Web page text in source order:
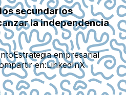
secundarios
la independencia
Estrategia empresarial
en:LinkedInX